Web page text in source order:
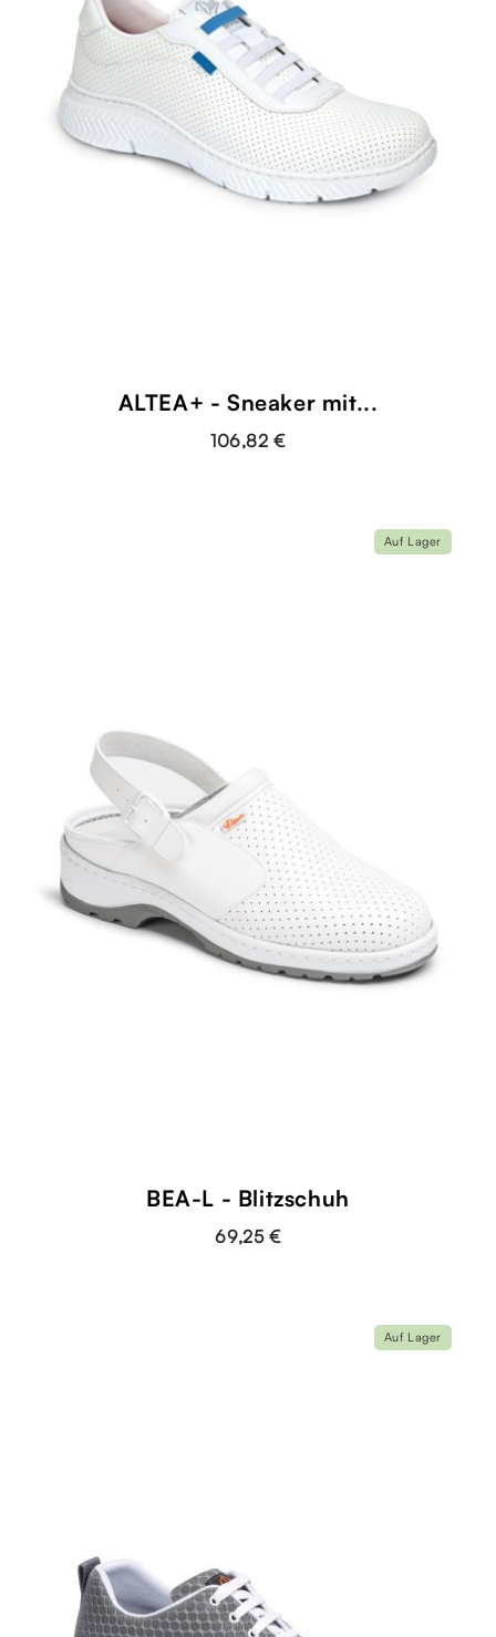
ALTEA+ - Sneaker mit...
106,82 €
BEA-L - Blitzschuh
69,25 €
Auf Lager
Auf Lager